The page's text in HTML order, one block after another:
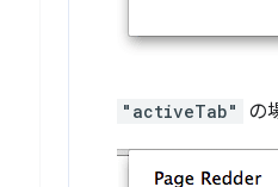
"activeTab" の